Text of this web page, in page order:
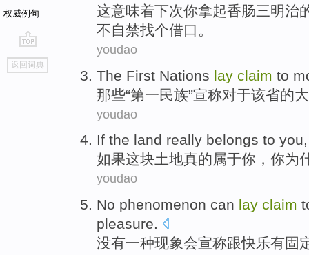
权威例句
go
top
返回词典
这意味着下次你拿起香肠三明治
不自禁找个借口 。
youdao
The First Nations lay claim to
那些“第一民族”宣称对于该省的
youdao
If the land really belongs to you
如果这块土地真的属于你 ，你为
youdao
No phenomenon can lay claim
pleasure.
没有一种现象会宣称跟快乐有固